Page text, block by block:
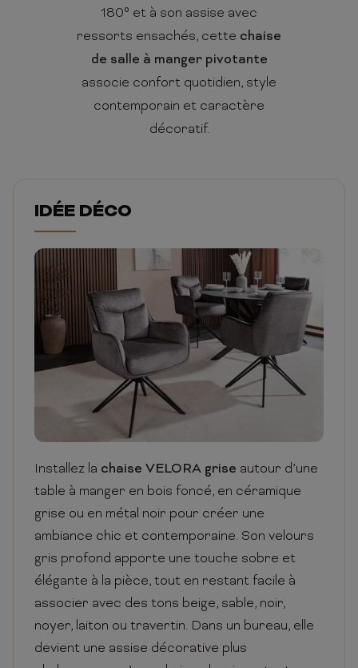
180° et à son assise avec
ressorts ensachés, cette chaise
de salle à manger pivotante
associe confort quotidien, style
contemporain et caractère
décoratif.
IDÉE DÉCO
Installez la chaise VELORA grise autour d’une
table à manger en bois foncé, en céramique
grise ou en métal noir pour créer une
ambiance chic et contemporaine. Son velours
gris profond apporte une touche sobre et
élégante à la pièce, tout en restant facile à
associer avec des tons beige, sable, noir,
noyer, laiton ou travertin. Dans un bureau, elle
devient une assise décorative plus